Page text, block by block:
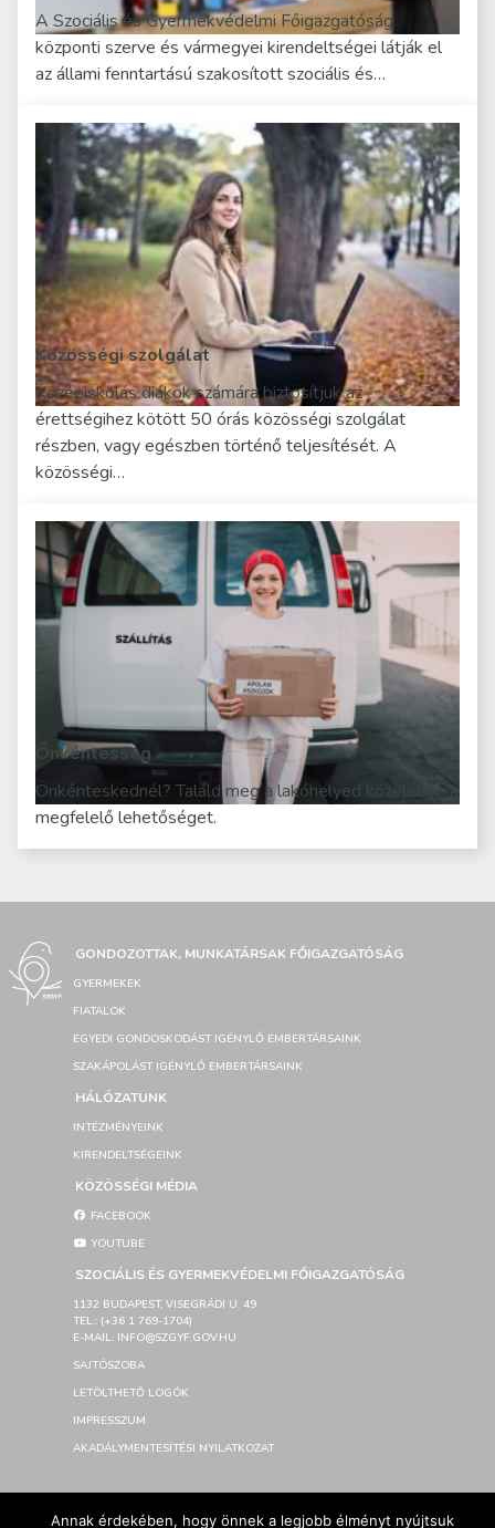
A Szociális és Gyermekvédelmi Főigazgatóság
központi szerve és vármegyei kirendeltségei látják el
az állami fenntartású szakosított szociális és…
Közösségi szolgálat
Középiskolás diákok számára biztosítjuk az
érettségihez kötött 50 órás közösségi szolgálat
részben, vagy egészben történő teljesítését. A
közösségi…
Önkéntesség
Önkénteskednél? Találd meg a lakóhelyed közelében a
megfelelő lehetőséget.
GONDOZOTTAK, MUNKATÁRSAK FŐIGAZGATÓSÁG
GYERMEKEK
FIATALOK
EGYEDI GONDOSKODÁST IGÉNYLŐ EMBERTÁRSAINK
SZAKÁPOLÁST IGÉNYLŐ EMBERTÁRSAINK
HÁLÓZATUNK
INTÉZMÉNYEINK
KIRENDELTSÉGEINK
KÖZÖSSÉGI MÉDIA
FACEBOOK
YOUTUBE
SZOCIÁLIS ÉS GYERMEKVÉDELMI FŐIGAZGATÓSÁG
1132 BUDAPEST, VISEGRÁDI U. 49
TEL.: (+36 1 769-1704)
E-MAIL: INFO@SZGYF.GOV.HU
SAJTÓSZOBA
LETÖLTHETŐ LOGÓK
IMPRESSZUM
AKADÁLYMENTESÍTÉSI NYILATKOZAT
Annak érdekében, hogy önnek a legjobb élményt nyújtsuk